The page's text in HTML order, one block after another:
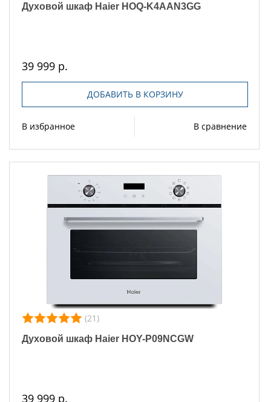
Духовой шкаф Haier HOQ-K4AAN3GG
39 999 р.
ДОБАВИТЬ В КОРЗИНУ
В избранное В сравнение
(21)
Духовой шкаф Haier HOY-P09NCGW
39 999 р.